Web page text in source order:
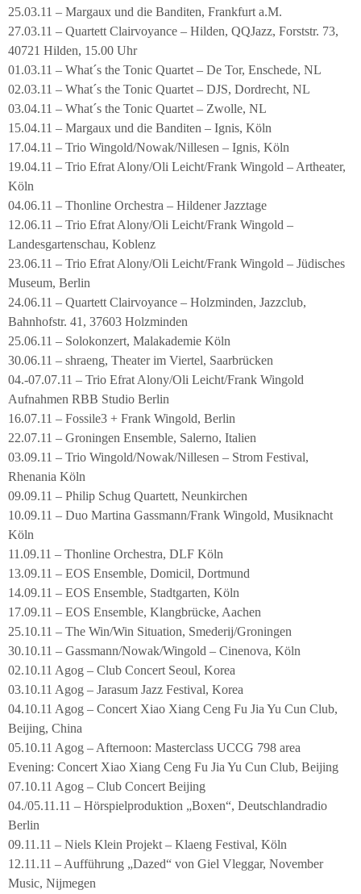
25.03.11 – Margaux und die Banditen, Frankfurt a.M.
27.03.11 – Quartett Clairvoyance – Hilden, QQJazz, Forststr. 73,
40721 Hilden, 15.00 Uhr
01.03.11 – What´s the Tonic Quartet – De Tor, Enschede, NL
02.03.11 – What´s the Tonic Quartet – DJS, Dordrecht, NL
03.04.11 – What´s the Tonic Quartet – Zwolle, NL
15.04.11 – Margaux und die Banditen – Ignis, Köln
17.04.11 – Trio Wingold/Nowak/Nillesen – Ignis, Köln
19.04.11 – Trio Efrat Alony/Oli Leicht/Frank Wingold – Artheater,
Köln
04.06.11 – Thonline Orchestra – Hildener Jazztage
12.06.11 – Trio Efrat Alony/Oli Leicht/Frank Wingold –
Landesgartenschau, Koblenz
23.06.11 – Trio Efrat Alony/Oli Leicht/Frank Wingold – Jüdisches
Museum, Berlin
24.06.11 – Quartett Clairvoyance – Holzminden, Jazzclub,
Bahnhofstr. 41, 37603 Holzminden
25.06.11 – Solokonzert, Malakademie Köln
30.06.11 – shraeng, Theater im Viertel, Saarbrücken
04.-07.07.11 – Trio Efrat Alony/Oli Leicht/Frank Wingold
Aufnahmen RBB Studio Berlin
16.07.11 – Fossile3 + Frank Wingold, Berlin
22.07.11 – Groningen Ensemble, Salerno, Italien
03.09.11 – Trio Wingold/Nowak/Nillesen – Strom Festival,
Rhenania Köln
09.09.11 – Philip Schug Quartett, Neunkirchen
10.09.11 – Duo Martina Gassmann/Frank Wingold, Musiknacht
Köln
11.09.11 – Thonline Orchestra, DLF Köln
13.09.11 – EOS Ensemble, Domicil, Dortmund
14.09.11 – EOS Ensemble, Stadtgarten, Köln
17.09.11 – EOS Ensemble, Klangbrücke, Aachen
25.10.11 – The Win/Win Situation, Smederij/Groningen
30.10.11 – Gassmann/Nowak/Wingold – Cinenova, Köln
02.10.11 Agog – Club Concert Seoul, Korea
03.10.11 Agog – Jarasum Jazz Festival, Korea
04.10.11 Agog – Concert Xiao Xiang Ceng Fu Jia Yu Cun Club,
Beijing, China
05.10.11 Agog – Afternoon: Masterclass UCCG 798 area
Evening: Concert Xiao Xiang Ceng Fu Jia Yu Cun Club, Beijing
07.10.11 Agog – Club Concert Beijing
04./05.11.11 – Hörspielproduktion „Boxen“, Deutschlandradio
Berlin
09.11.11 – Niels Klein Projekt – Klaeng Festival, Köln
12.11.11 – Aufführung „Dazed“ von Giel Vleggar, November
Music, Nijmegen